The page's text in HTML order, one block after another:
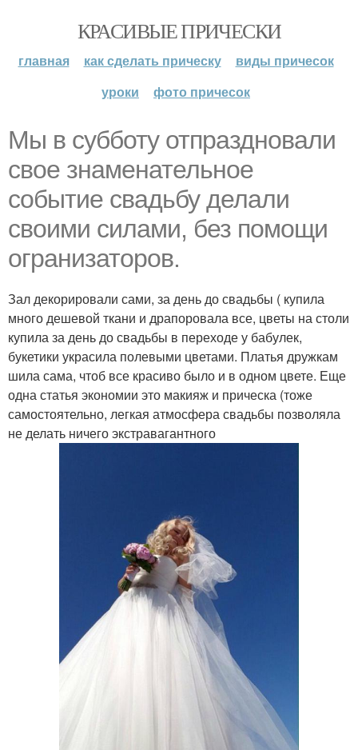
КРАСИВЫЕ ПРИЧЕСКИ
главная как сделать прическу
виды причесок
уроки
фото причесок
Мы в субботу отпраздновали
свое знаменательное
событие свадьбу делали
своими силами, без помощи
огранизаторов.
Зал декорировали сами, за день до свадьбы ( купила
много дешевой ткани и драпоровала все, цветы на столи
купила за день до свадьбы в переходе у бабулек,
букетики украсила полевыми цветами. Платья дружкам
шила сама, чтоб все красиво было и в одном цвете. Еще
одна статья экономии это макияж и прическа (тоже
самостоятельно, легкая атмосфера свадьбы позволяла
не делать ничего экстравагантного